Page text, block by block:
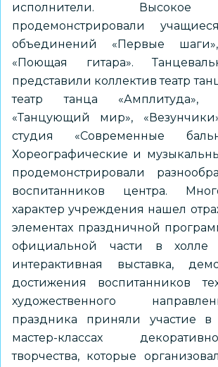
исполнители. Высокое
продемонстрировали
объединений «Первые
«Поющая гитара».
представили коллектив театр
театр танца «Амплитуда»,
«Танцующий мир»,
студия «Современные
Хореографические и
продемонстрировали
воспитанников центра.
характер учреждения нашел
элементах праздничной
официальной части в холле
интерактивная выставка,
достижения воспитанников
художественного
праздника приняли участие в
мастер-классах
творчества, которые